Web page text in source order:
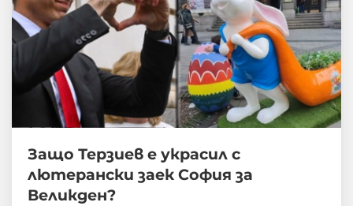
Защо Терзиев е украсил с
лютерански заек София за
Великден?